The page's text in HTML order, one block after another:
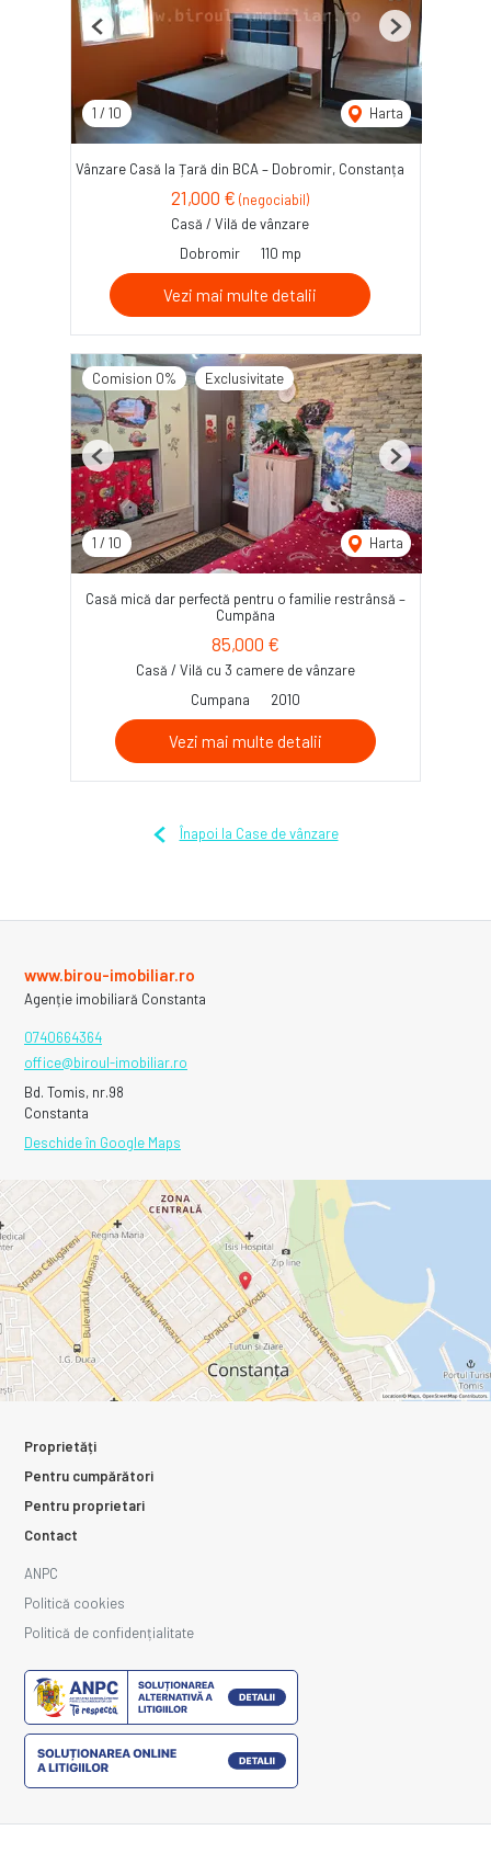
1 / 10 Harta
Previous Next
Vânzare Casă la Țară din BCA – Dobromir, Constanța
21,000 € (negociabil)
Casă / Vilă de vânzare
Dobromir
110 mp
Vezi mai multe detalii
Comision 0% Exclusivitate
1 / 10 Harta
Previous Next
Casă mică dar perfectă pentru o familie restrânsă –
Cumpăna
85,000 €
Casă / Vilă cu 3 camere de vânzare
Cumpana
2010
Vezi mai multe detalii
Înapoi la Case de vânzare
www.birou-imobiliar.ro
Agenție imobiliară Constanta
0740664364
office@biroul-imobiliar.ro
Bd. Tomis, nr.98
Constanta
Deschide în Google Maps
Proprietăți
Pentru cumpărători
Pentru proprietari
Contact
ANPC
Politică cookies
Politică de confidențialitate